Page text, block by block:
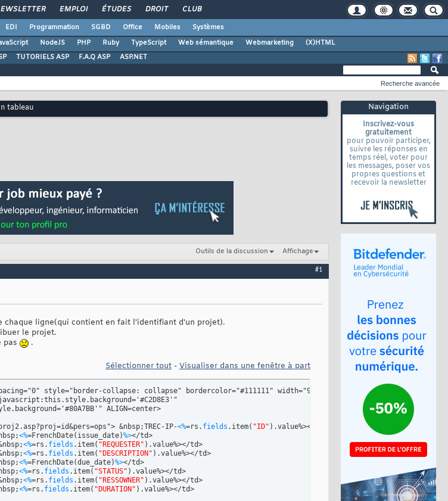
EMPLOI ÉTUDES DROIT CLUB
EDI Programmation SGBD Office Mobiles
Systèmes
NodeJS PHP Ruby TypeScript Web sémantique Webmarketing
(X)HTML
TUTORIELS ASP F.A.Q ASP ASP.NET
Navigation
Inscrivez-vous
gratuitement
pour pouvoir participer,
suivre les réponses en
temps réel, voter pour
les messages, poser vos
propres questions et
recevoir la newsletter
Recherche avancée
tableau
Outils de la discussion Affichage
#1
chaque ligne(qui contient en fait l'identifiant d'un projet).
le projet.
pas
.
Sélectionner tout - Visualiser dans une fenêtre à part
style="border-collapse: collapse" bordercolor="#111111" width="980">
:this.style.background='#C2D8E3'"
ALIGN=center>
&nbsp;TREC-IP-
<%=rs. fields . item( "ID" ) .value%></a></td>
<%=FrenchDate( issue_date)%></td>
<%=rs. fields . item( "REQUESTER" ) .value%></td>
<%=rs. fields . item( "DESCRIPTION" ) .value%></td>
<%=FrenchDate(due_date)%></td>
<%=rs. fields . item( "STATUS" ) .value%></td>
<%=rs. fields . item( "RESSOWNER" ) .value%></td>
<%=rs. fields . item( "DURATION" ) .value%></td>